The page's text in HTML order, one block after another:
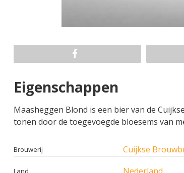
Eigenschappen
Maasheggen Blond is een bier van de
tonen door de toegevoegde bloesems van
Brouwerij Cuijkse
Land Nederland